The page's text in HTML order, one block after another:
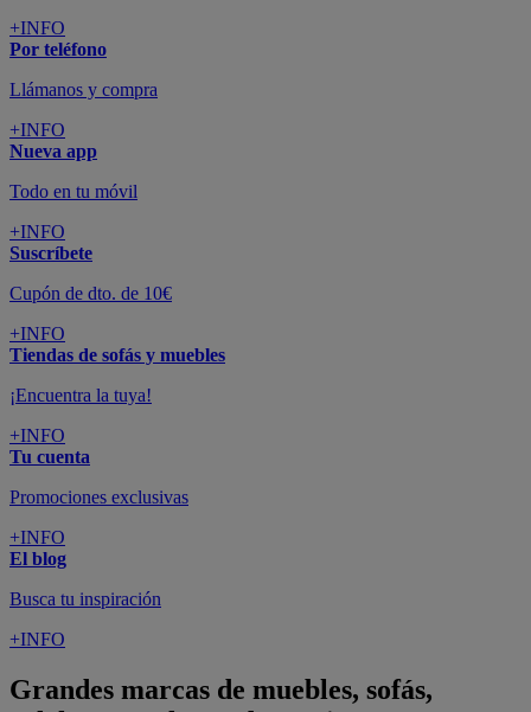
+INFO
Por teléfono
Llámanos y compra
+INFO
Nueva app
Todo en tu móvil
+INFO
Suscríbete
Cupón de dto. de 10€
+INFO
Tiendas de sofás y muebles
¡Encuentra la tuya!
+INFO
Tu cuenta
Promociones exclusivas
+INFO
El blog
Busca tu inspiración
+INFO
Grandes marcas de muebles, sofás,